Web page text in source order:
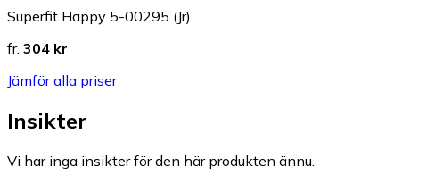
Superfit Happy 5-00295 (Jr)
fr. 304 kr
Jämför alla priser
Insikter
Vi har inga insikter för den här produkten ännu.